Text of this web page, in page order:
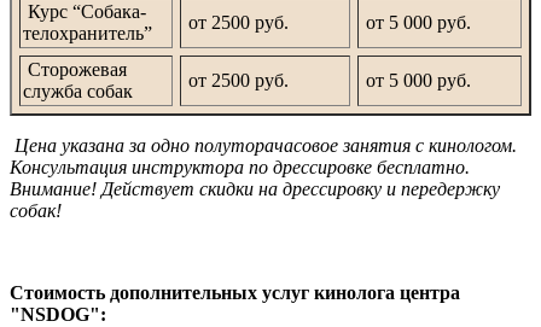
Курс “Собака-
телохранитель”
от 2500 руб. от 5 000 руб.
Сторожевая
служба собак
от 2500 руб. от 5 000 руб.
Цена указана за одно полуторачасовое занятия с кинологом.
Консультация инструктора по дрессировке бесплатно.
Внимание! Действует скидки на дрессировку и передержку
собак!
Стоимость дополнительных услуг кинолога центра
"NSDOG":